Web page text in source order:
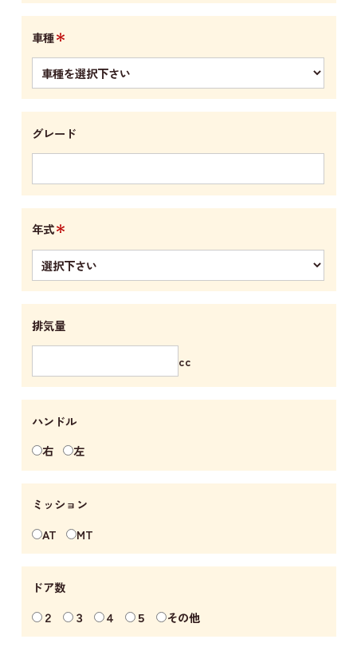
車種＊
グレード
年式＊
排気量
cc
ハンドル
右
左
ミッション
AT
MT
ドア数
２
３ ４ ５ その他